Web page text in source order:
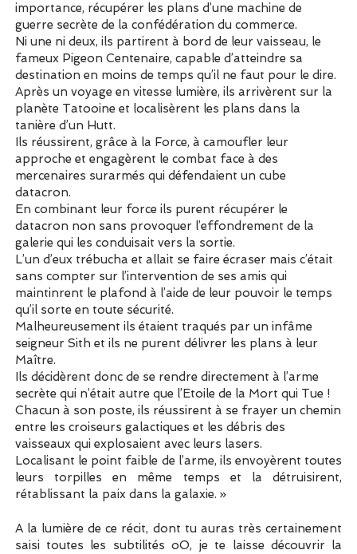
importance, récupérer les plans d’une machine de
guerre secrète de la confédération du commerce.
Ni une ni deux, ils partirent à bord de leur vaisseau, le
fameux Pigeon Centenaire, capable d’atteindre sa
destination en moins de temps qu’il ne faut pour le dire.
Après un voyage en vitesse lumière, ils arrivèrent sur la
planète Tatooine et localisèrent les plans dans la
tanière d’un Hutt.
Ils réussirent, grâce à la Force, à camoufler leur
approche et engagèrent le combat face à des
mercenaires surarmés qui défendaient un cube
datacron.
En combinant leur force ils purent récupérer le
datacron non sans provoquer l’effondrement de la
galerie qui les conduisait vers la sortie.
L’un d’eux trébucha et allait se faire écraser mais c’était
sans compter sur l’intervention de ses amis qui
maintinrent le plafond à l’aide de leur pouvoir le temps
qu’il sorte en toute sécurité.
Malheureusement ils étaient traqués par un infâme
seigneur Sith et ils ne purent délivrer les plans à leur
Maître.
Ils décidèrent donc de se rendre directement à l’arme
secrète qui n’était autre que l’Etoile de la Mort qui Tue !
Chacun à son poste, ils réussirent à se frayer un chemin
entre les croiseurs galactiques et les débris des
vaisseaux qui explosaient avec leurs lasers.
Localisant le point faible de l’arme, ils envoyèrent toutes
leurs torpilles en même temps et la détruisirent,
rétablissant la paix dans la galaxie. »
A la lumière de ce récit, dont tu auras très certainement
saisi toutes les subtilités oO, je te laisse découvrir la